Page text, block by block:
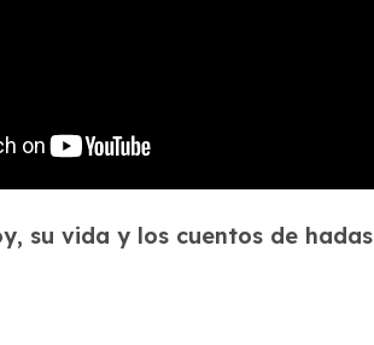
su vida y los cuentos de hadas